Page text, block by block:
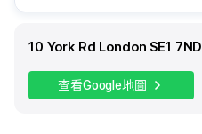
10 York Rd London SE1 7ND
查看Google地圖